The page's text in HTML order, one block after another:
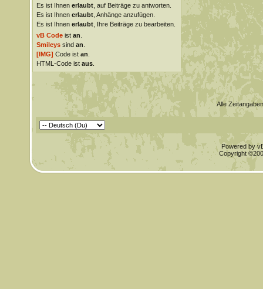
Es ist Ihnen erlaubt, auf Beiträge zu antworten.
Es ist Ihnen erlaubt, Anhänge anzufügen.
Es ist Ihnen erlaubt, Ihre Beiträge zu bearbeiten.
vB Codeist an
Smileyssind an
[IMG] Code ist an
HTML-Code ist aus.
Alle
Powered by
Copyright